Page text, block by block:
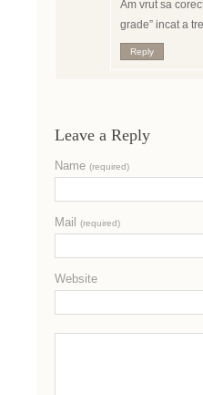
Am vrut sa
grade” incat a
Reply
Leave a Reply
Name (required)
Mail (required)
Website